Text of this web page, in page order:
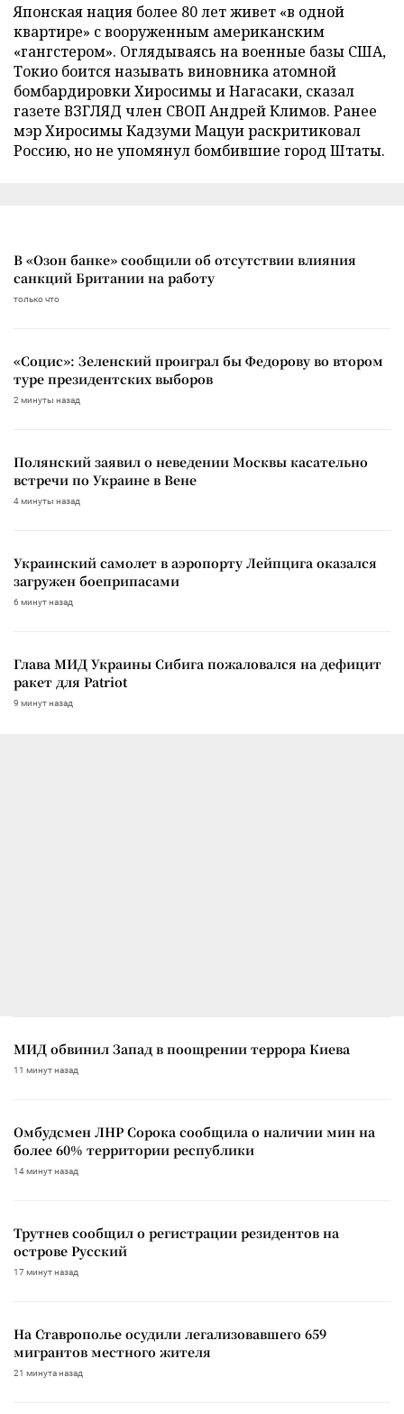
Японская нация более 80 лет живет «в одной
квартире» с вооруженным американским
«гангстером». Оглядываясь на военные базы США,
Токио боится называть виновника атомной
бомбардировки Хиросимы и Нагасаки, сказал
газете ВЗГЛЯД член СВОП Андрей Климов. Ранее
мэр Хиросимы Кадзуми Мацуи раскритиковал
Россию, но не упомянул бомбившие город Штаты.
В «Озон банке» сообщили об отсутствии влияния
санкций Британии на работу
только что
«Социс»: Зеленский проиграл бы Федорову во втором
туре президентских выборов
2 минуты назад
Полянский заявил о неведении Москвы касательно
встречи по Украине в Вене
4 минуты назад
Украинский самолет в аэропорту Лейпцига оказался
загружен боеприпасами
6 минут назад
Глава МИД Украины Сибига пожаловался на дефицит
ракет для Patriot
9 минут назад
МИД обвинил Запад в поощрении террора Киева
11 минут назад
Омбудсмен ЛНР Сорока сообщила о наличии мин на
более 60% территории республики
14 минут назад
Трутнев сообщил о регистрации резидентов на
острове Русский
17 минут назад
На Ставрополье осудили легализовавшего 659
мигрантов местного жителя
21 минута назад